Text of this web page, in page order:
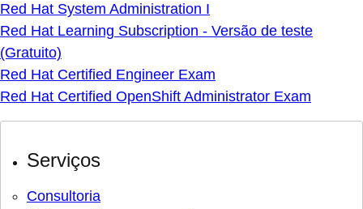
Red Hat System Administration I
Red Hat Learning Subscription - Versão de teste
(Gratuito)
Red Hat Certified Engineer Exam
Red Hat Certified OpenShift Administrator Exam
Serviços
Consultoria